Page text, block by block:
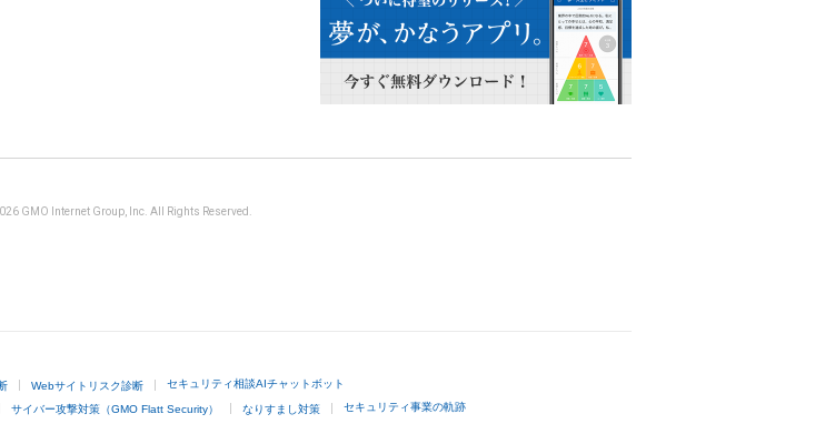
GMO Internet Group, Inc. All Rights Reserved.
Webサイトリスク診断 セキュリティ相談AIチャットボット
サイバー攻撃対策（GMO Flatt Security） なりすまし対策 セキュリティ事業の軌跡